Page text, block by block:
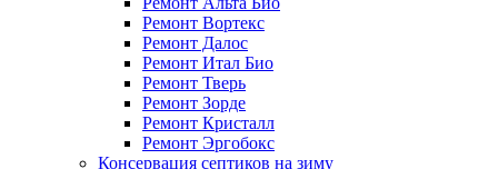
Ремонт Вортекс
Ремонт Далос
Ремонт Итал Био
Ремонт Тверь
Ремонт Зорде
Ремонт Кристалл
Ремонт Эргобокс
Консервация септиков на зиму